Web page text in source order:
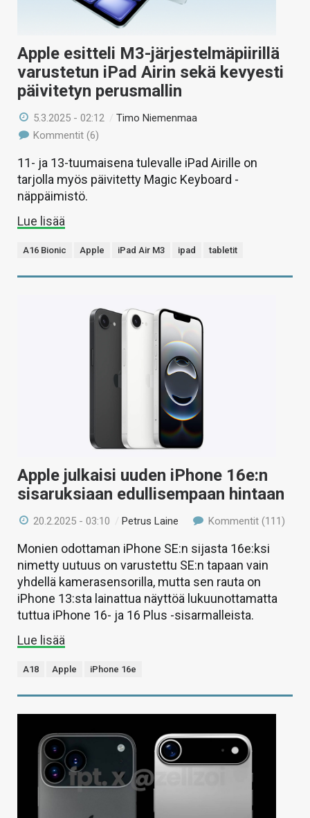
HAKU
Apple esitteli M3-järjestelmäpiirillä
varustetun iPad Airin sekä kevyesti
päivitetyn perusmallin
5.3.2025 - 02:12 /Timo Niemenmaa
Kommentit (6)
11- ja 13-tuumaisena tulevalle iPad Airille on
tarjolla myös päivitetty Magic Keyboard -
näppäimistö.
Lue lisää
A16 Bionic Apple iPad Air M3 ipad tabletit
Apple julkaisi uuden iPhone 16e:n
sisaruksiaan edullisempaan hintaan
20.2.2025 - 03:10 /Petrus Laine Kommentit (111)
Monien odottaman iPhone SE:n sijasta 16e:ksi
nimetty uutuus on varustettu SE:n tapaan vain
yhdellä kamerasensorilla, mutta sen rauta on
iPhone 13:sta lainattua näyttöä lukuunottamatta
tuttua iPhone 16- ja 16 Plus -sisarmalleista.
Lue lisää
A18 Apple iPhone 16e